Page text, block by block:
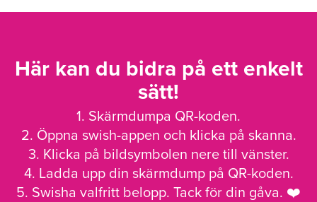
Här kan du bidra på ett enkelt
sätt!
1. Skärmdumpa QR-koden.
2. Öppna swish-appen och klicka på skanna.
3. Klicka på bildsymbolen nere till vänster.
4. Ladda upp din skärmdump på QR-koden.
5. Swisha valfritt belopp. Tack för din gåva. ❤️